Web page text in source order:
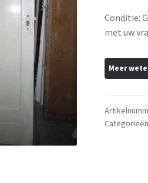
Conditie:
met uw